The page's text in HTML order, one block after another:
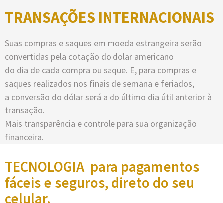
TRANSAÇÕES INTERNACIONAIS
Suas compras e saques em moeda estrangeira serão
convertidas pela cotação do dolar americano
do dia de cada compra ou saque. E, para compras e
saques realizados nos finais de semana e feriados,
a conversão do dólar será a do último dia útil anterior à
transação.
Mais transparência e controle para sua organização
financeira.
TECNOLOGIA para pagamentos
fáceis e seguros, direto do seu
celular.